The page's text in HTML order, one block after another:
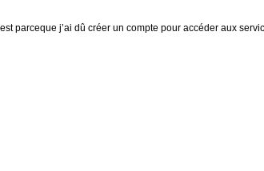
parceque j’ai dû créer un compte pour accéder aux